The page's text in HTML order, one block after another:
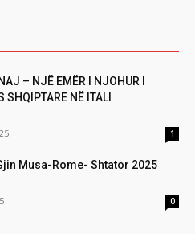
– NJË EMËR I NJOHUR I
SHQIPTARE NË ITALI
1
Musa-Rome- Shtator 2025
0